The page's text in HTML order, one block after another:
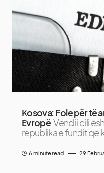
Kosova: Fole për të
Evropë Vendi i cili
republika e fundit që
6 minute read 29